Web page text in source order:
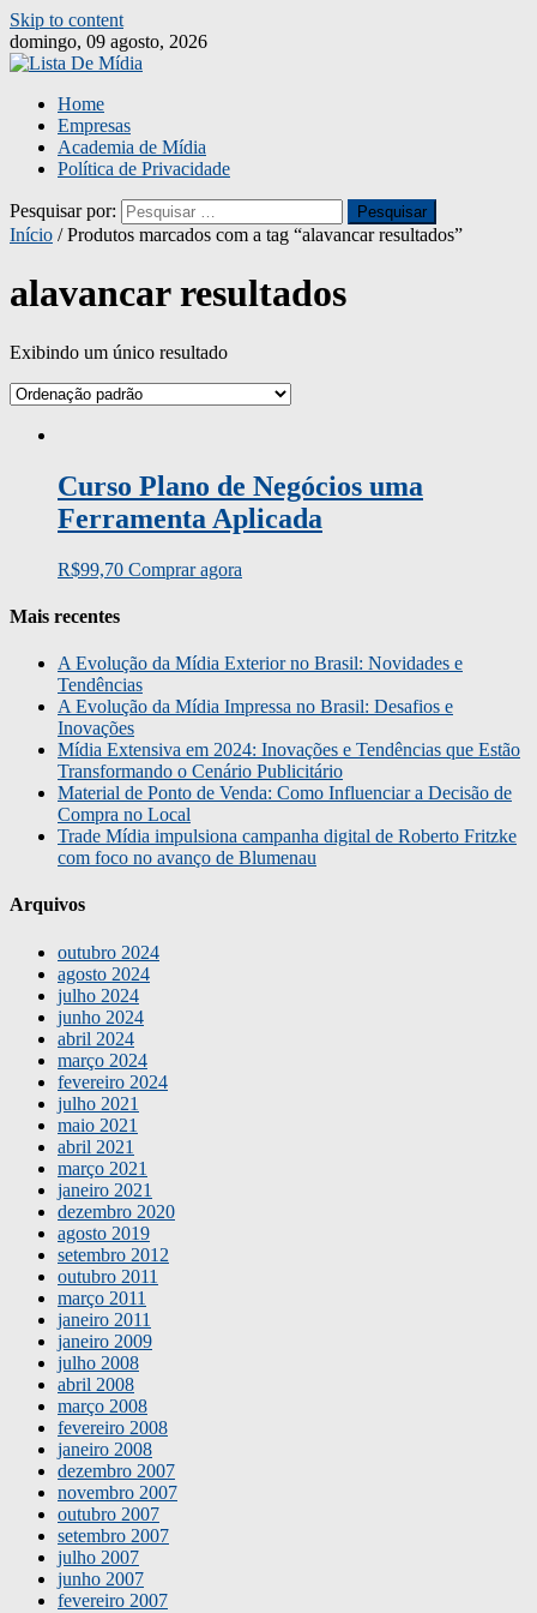
Skip to content
domingo, 09 agosto, 2026
Home
Empresas
Academia de Mídia
Política de Privacidade
Pesquisar por:
Início / Produtos marcados com a tag “alavancar resultados”
alavancar resultados
Exibindo um único resultado
Curso Plano de Negócios uma
Ferramenta Aplicada
R$99,70 Comprar agora
Mais recentes
A Evolução da Mídia Exterior no Brasil: Novidades e
Tendências
A Evolução da Mídia Impressa no Brasil: Desafios e
Inovações
Mídia Extensiva em 2024: Inovações e Tendências que Estão
Transformando o Cenário Publicitário
Material de Ponto de Venda: Como Influenciar a Decisão de
Compra no Local
Trade Mídia impulsiona campanha digital de Roberto Fritzke
com foco no avanço de Blumenau
Arquivos
outubro 2024
agosto 2024
julho 2024
junho 2024
abril 2024
março 2024
fevereiro 2024
julho 2021
maio 2021
abril 2021
março 2021
janeiro 2021
dezembro 2020
agosto 2019
setembro 2012
outubro 2011
março 2011
janeiro 2011
janeiro 2009
julho 2008
abril 2008
março 2008
fevereiro 2008
janeiro 2008
dezembro 2007
novembro 2007
outubro 2007
setembro 2007
julho 2007
junho 2007
fevereiro 2007